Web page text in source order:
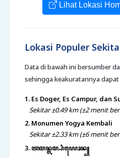
Lihat Lokasi
Lokasi Populer
Data di bawah ini bersumber
sehingga keakuratannya
1. Es Doger, Es Campur, dan
Sekitar ±0.49 km (±2 menit
2. Monumen Yogya Kembali
Sekitar ±2.33 km (±6 menit
3. ꦠꦩꦤ꧀ꦭꦩ꧀ꦥꦶꦪꦺꦴꦤ꧀